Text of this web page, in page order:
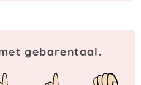
gebarentaal.